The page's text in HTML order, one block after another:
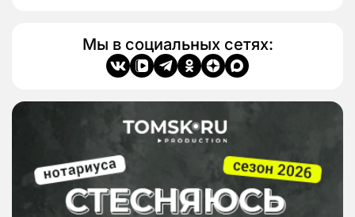
Мы в социальных сетях: